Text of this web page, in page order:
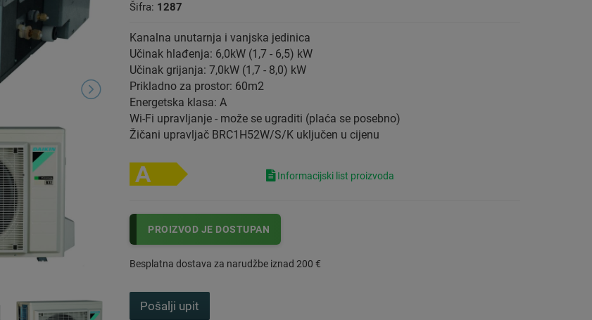
Šifra: 1287
Kanalna unutarnja i vanjska jedinica
Učinak hlađenja: 6,0kW (1,7 - 6,5) kW
Učinak grijanja: 7,0kW (1,7 - 8,0) kW
Prikladno za prostor: 60m2
Energetska klasa: A
Wi-Fi upravljanje - može se ugraditi (plaća se posebno)
Žičani upravljač BRC1H52W/S/K uključen u cijenu
Informacijski list proizvoda
PROIZVOD JE DOSTUPAN
Besplatna dostava za narudžbe iznad 200 €
Pošalji upit